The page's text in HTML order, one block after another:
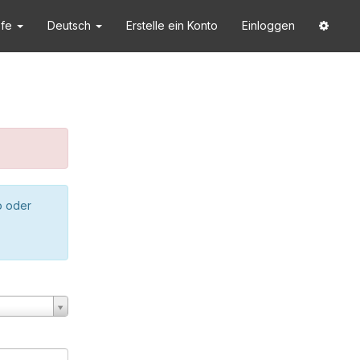
Deutsch Erstelle ein Konto Einloggen
oder